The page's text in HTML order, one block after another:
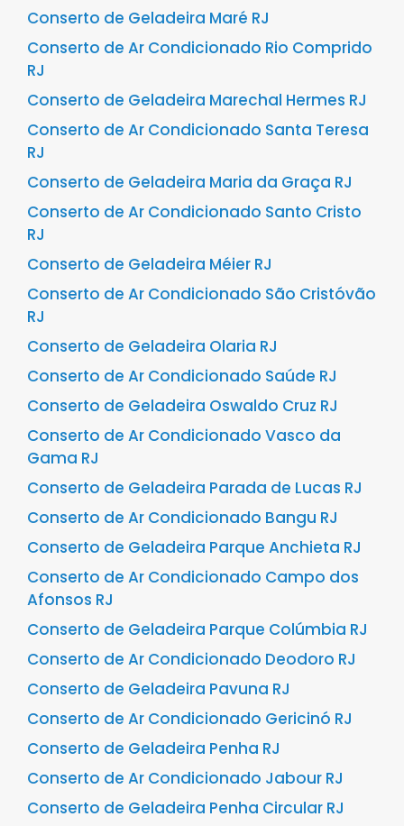
Conserto de Geladeira Maré RJ
Conserto de Ar Condicionado Rio Comprido
RJ
Conserto de Geladeira Marechal Hermes RJ
Conserto de Ar Condicionado Santa Teresa
RJ
Conserto de Geladeira Maria da Graça RJ
Conserto de Ar Condicionado Santo Cristo
RJ
Conserto de Geladeira Méier RJ
Conserto de Ar Condicionado São Cristóvão
RJ
Conserto de Geladeira Olaria RJ
Conserto de Ar Condicionado Saúde RJ
Conserto de Geladeira Oswaldo Cruz RJ
Conserto de Ar Condicionado Vasco da
Gama RJ
Conserto de Geladeira Parada de Lucas RJ
Conserto de Ar Condicionado Bangu RJ
Conserto de Geladeira Parque Anchieta RJ
Conserto de Ar Condicionado Campo dos
Afonsos RJ
Conserto de Geladeira Parque Colúmbia RJ
Conserto de Ar Condicionado Deodoro RJ
Conserto de Geladeira Pavuna RJ
Conserto de Ar Condicionado Gericinó RJ
Conserto de Geladeira Penha RJ
Conserto de Ar Condicionado Jabour RJ
Conserto de Geladeira Penha Circular RJ